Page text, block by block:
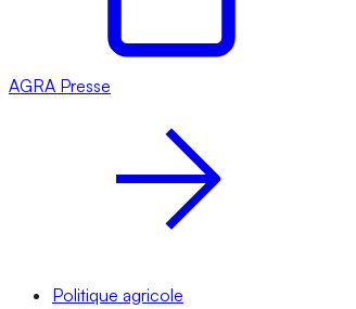
AGRA Presse
Politique agricole